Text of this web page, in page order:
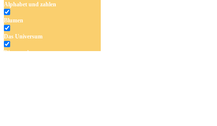
Alphabet und zahlen
Blumen
Das Universum
Dinosaurier